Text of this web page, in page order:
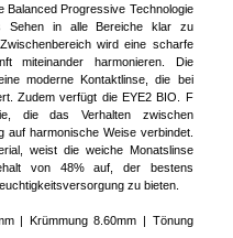
Balanced Progressive Technologie
Sehen in alle Bereiche klar zu
wird eine scharfe
miteinander harmonieren. Die
moderne Kontaktlinse, die bei
Zudem verfügt die EYE2 BIO. F
die das Verhalten zwischen
auf harmonische Weise verbindet.
weist die weiche Monatslinse
von 48% auf, der bestens
zu bieten.
| Krümmung 8.60mm | Tönung